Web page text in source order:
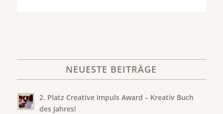
NEUESTE BEITRÄGE
2. Platz Creative Impuls Award – Kreativ Buch
des Jahres!